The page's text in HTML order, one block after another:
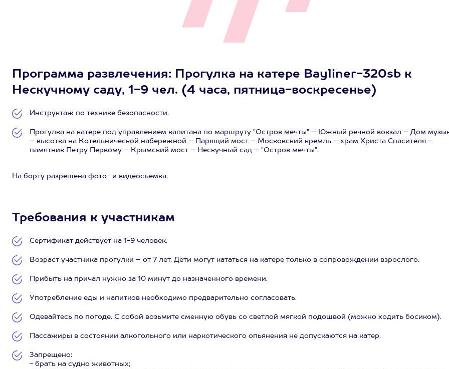
Программа развлечения: Прогулка на катере Bayliner-320sb к
Нескучному саду, 1-9 чел. (4 часа, пятница-воскресенье)
Инструктаж по технике безопасности.
Прогулка на катере под управлением капитана по маршруту "Остров мечты" – Южный речной вокзал – Дом
– высотка на Котельнической набережной – Парящий мост – Московский кремль – храм Христа Спасителя –
памятник Петру Первому – Крымский мост – Нескучный сад – "Остров мечты".
На борту разрешена фото- и видеосъемка.
Требования к участникам
Сертификат действует на 1-9 человек.
Возраст участника прогулки – от 7 лет. Дети могут кататься на катере только в сопровождении взрослого.
Прибыть на причал нужно за 10 минут до назначенного времени.
Употребление еды и напитков необходимо предварительно согласовать.
Одевайтесь по погоде. С собой возьмите сменную обувь со светлой мягкой подошвой (можно ходить босиком).
Пассажиры в состоянии алкогольного или наркотического опьянения не допускаются на катер.
Запрещено:
- брать на судно животных;